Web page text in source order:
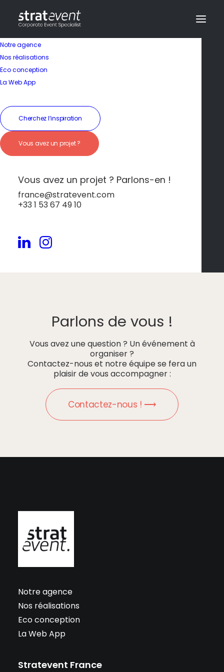
Notre agence
Nos réalisations
Eco conception
La Web App
Cherchez l’inspiration
Vous avez un projet ?
Vous avez un projet ? Parlons-en !
france@stratevent.com
+33 1 53 67 49 10
Un team-building
haut en couleurs
Lisbonne
Course d’orientation dans l’Alfama, atelier
Parlons de vous !
Vous avez une question ? Un événement à
organiser ?
Contactez-nous et notre équipe se fera un
plaisir de vous accompagner :
Contactez-nous ! ⟶
Notre agence
Nos réalisations
Eco conception
La Web App
Stratevent France